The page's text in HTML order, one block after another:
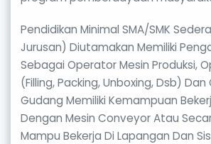
Pendidikan Minimal SMA/SMK
Jurusan) Diutamakan Memiliki
Sebagai Operator Mesin Produksi,
(Filling, Packing, Unboxing, Dsb)
Gudang Memiliki Kemampuan
Dengan Mesin Conveyor Atau
Mampu Bekerja Di Lapangan Dan